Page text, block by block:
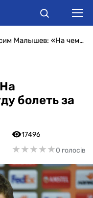
Максим Малышев: «На чемпионате мира буду болеть за Бразилию»
болеть за
17496
★★★★★
★★★★★0 голосів